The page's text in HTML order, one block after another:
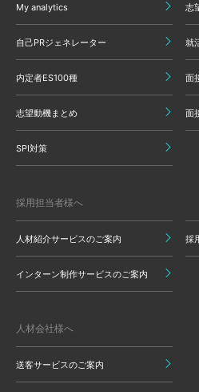
My analytics 志
自己PRジェネレーター 就
内定者ES100種 面
志望動機まとめ 面
SPI対策
採用担当者様へ
人材紹介サービスのご案内 採
インターン制作サービスのご案内
人材会社様へ
送客サービスのご案内